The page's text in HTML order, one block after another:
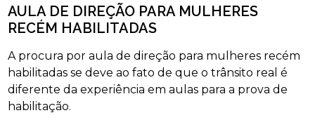
AULA DE DIREÇÃO PARA MULHERES
RECÉM HABILITADAS
A procura por aula de direção para mulheres recém
habilitadas se deve ao fato de que o trânsito real é
diferente da experiência em aulas para a prova de
habilitação.